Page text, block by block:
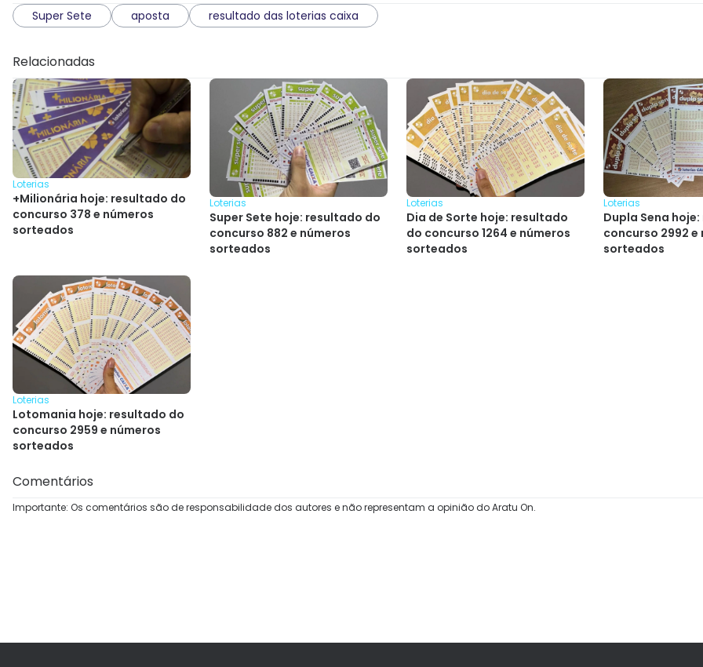
Super Sete aposta resultado das loterias caixa
Relacionadas
Loterias
+Milionária hoje: resultado do
concurso 378 e números
sorteados
Loterias
Super Sete hoje: resultado do
concurso 882 e números
sorteados
Loterias
Dia de Sorte hoje: resultado
do concurso 1264 e números
sorteados
Loterias
Dupla Sena
concurso 2992 e
sorteados
Loterias
Lotomania hoje: resultado do
concurso 2959 e números
sorteados
Comentários
Importante: Os comentários são de responsabilidade dos autores e não representam a opinião do Aratu On.